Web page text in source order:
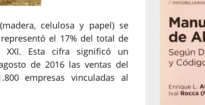
celulosa y papel) se
el 17% del total de
XXI. Esta cifra significó un
de 2016 las ventas del
empresas vinculadas al